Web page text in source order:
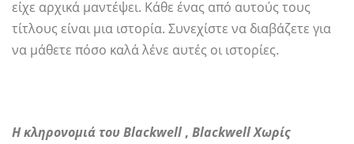
είχε αρχικά μαντέψει. Κάθε ένας από αυτούς τους
τίτλους είναι μια ιστορία. Συνεχίστε να διαβάζετε για
να μάθετε πόσο καλά λένε αυτές οι ιστορίες.
Η κληρονομιά του Blackwell , Blackwell Χωρίς